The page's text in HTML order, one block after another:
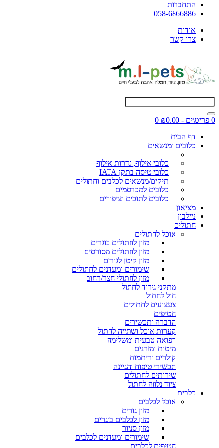
התחברות
058-6866886
אודות
צרו קשר
0 פריט\ים - ₪0.00
0
דף הבית
כלובים ומנשאים
כלובי אילוף, גדרות אילוף
כלובי טיסה בתקן IATA
תיקים/מנשאים לכלבים וחתולים
כלובים למכרסמים
כלובים לתוכים וציפורים
מציאון
ניילבון
חתולים
אוכל לחתולים
מזון לחתולים בוגרים
מזון לחתולים מסורסים
מזון קיטן לגורים
שימורים ומעדנים לחתולים
מזון לחתולי חצר/רחוב
מתקני גירוד לחתול
חול לחתול
צעצועים לחתולים
חטיפים
הדברה ותכשירים
קערות אוכל ושתייה לחתול
רפואה טבעית ומשלימה
מיטות ומזרנים
קולרים וריתמות
תכשירי טיפוח והגיינה
שירותים לחתולים
ציוד נלווה לחתול
כלבים
אוכל לכלבים
מזון גורים
מזון לכלבים בוגרים
מזון סניור
שימורים ומעדנים לכלבים
חטיפים לכלבים